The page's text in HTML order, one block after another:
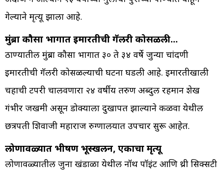
गेल्याने मृत्यू झाला आहे.
मुंब्रा कौसा भागात इमारतीची गॅलरी कोसळली…
ठाण्यातील मुंब्रा कौसा भागात ३० ते ३४ वर्षे जुन्या चांदणी
इमारतीची गॅलरी कोसळल्याची घटना घडली आहे. इमारतीखाली
चहाची टपरी चालवणारा २४ वर्षीय तरुण अब्दुल रहमान शेख
गंभीर जखमी असून डोक्याला दुखापत झाल्याने कळवा येथील
छत्रपती शिवाजी महाराज रुग्णालयात उपचार सुरू आहेत.
लोणावळ्यात भीषण भूस्खलन, एकाचा मृत्यू
लोणावळ्यातील जुना खंडाळा येथील नॉर्थ पॉइंट आणि थ्री सिक्सटी